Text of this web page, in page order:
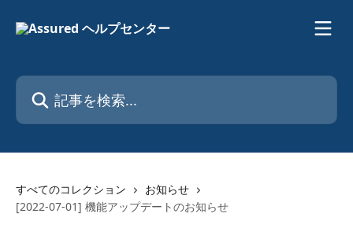
記事を検索...
すべてのコレクション
お知らせ
[2022-07-01] 機能アップデートのお知らせ